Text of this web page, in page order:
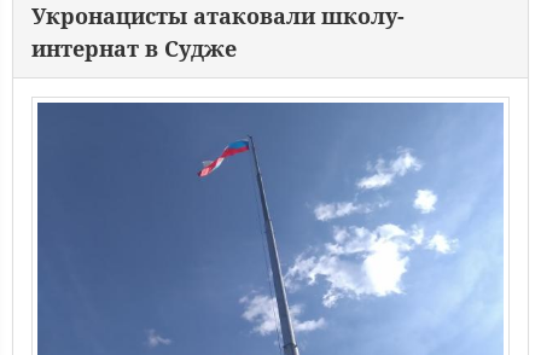
Укронацисты атаковали школу-
интернат в Судже